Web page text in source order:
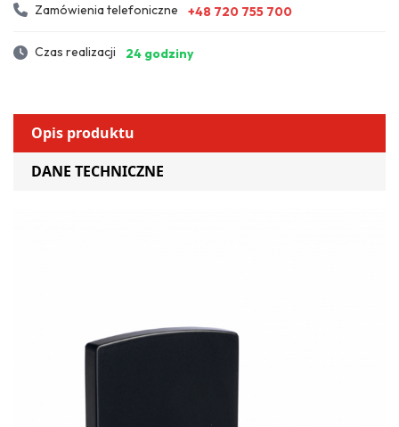
Zamówienia telefoniczne +48 720 755 700
Czas realizacji 24 godziny
Opis produktu
DANE TECHNICZNE